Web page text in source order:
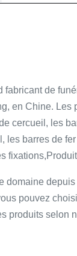
fabricant de
en Chine. Les
cercueil, les
les barres de
domaine
pouvez
produits selon